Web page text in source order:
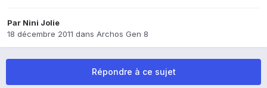
Par Nini Jolie
18 décembre 2011 dans Archos Gen 8
Répondre à ce sujet